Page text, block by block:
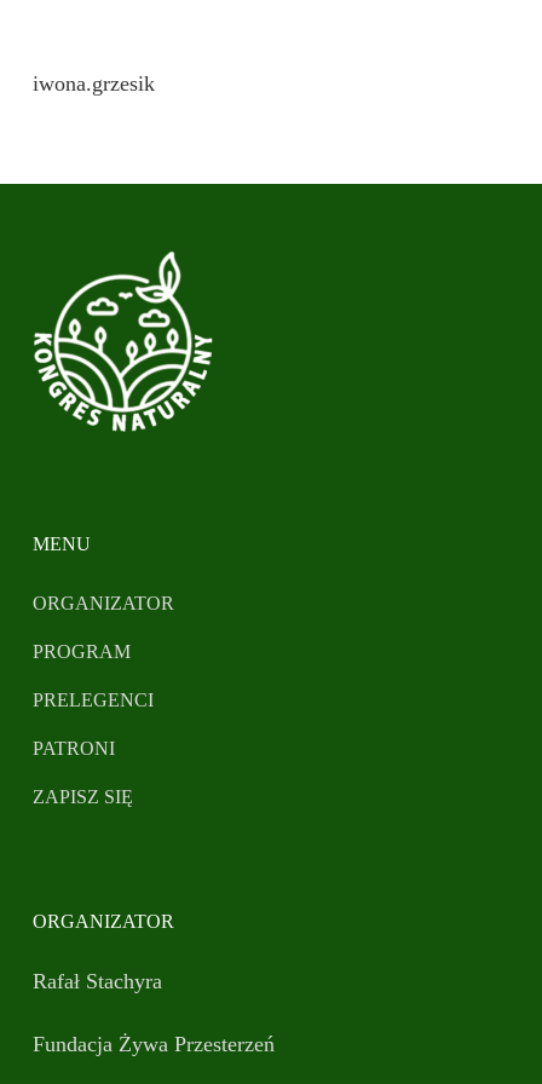
iwona.grzesik
MENU
ORGANIZATOR
PROGRAM
PRELEGENCI
PATRONI
ZAPISZ SIĘ
ORGANIZATOR
Rafał Stachyra
Fundacja Żywa Przesterzeń